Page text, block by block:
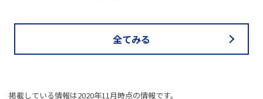
全てみる
掲載している情報は2020年11月時点の情報です。